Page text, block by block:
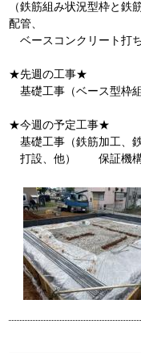
（鉄筋組み状況型枠と鉄
配管、
ベースコンクリート打
★先週の工事★
基礎工事（ベース型枠
★今週の予定工事★
基礎工事（鉄筋加工、
打設、他） 保証機構